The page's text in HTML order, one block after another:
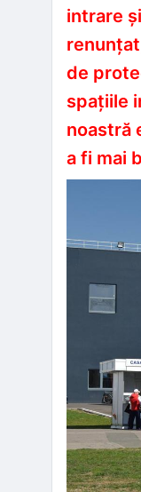
intrare
de
spațiile
noastră
a fi mai